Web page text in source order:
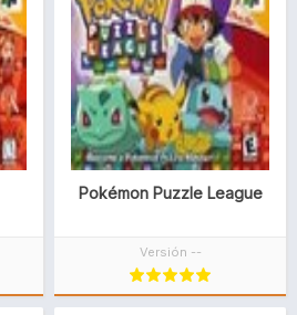
Pokémon Puzzle League
Versión --